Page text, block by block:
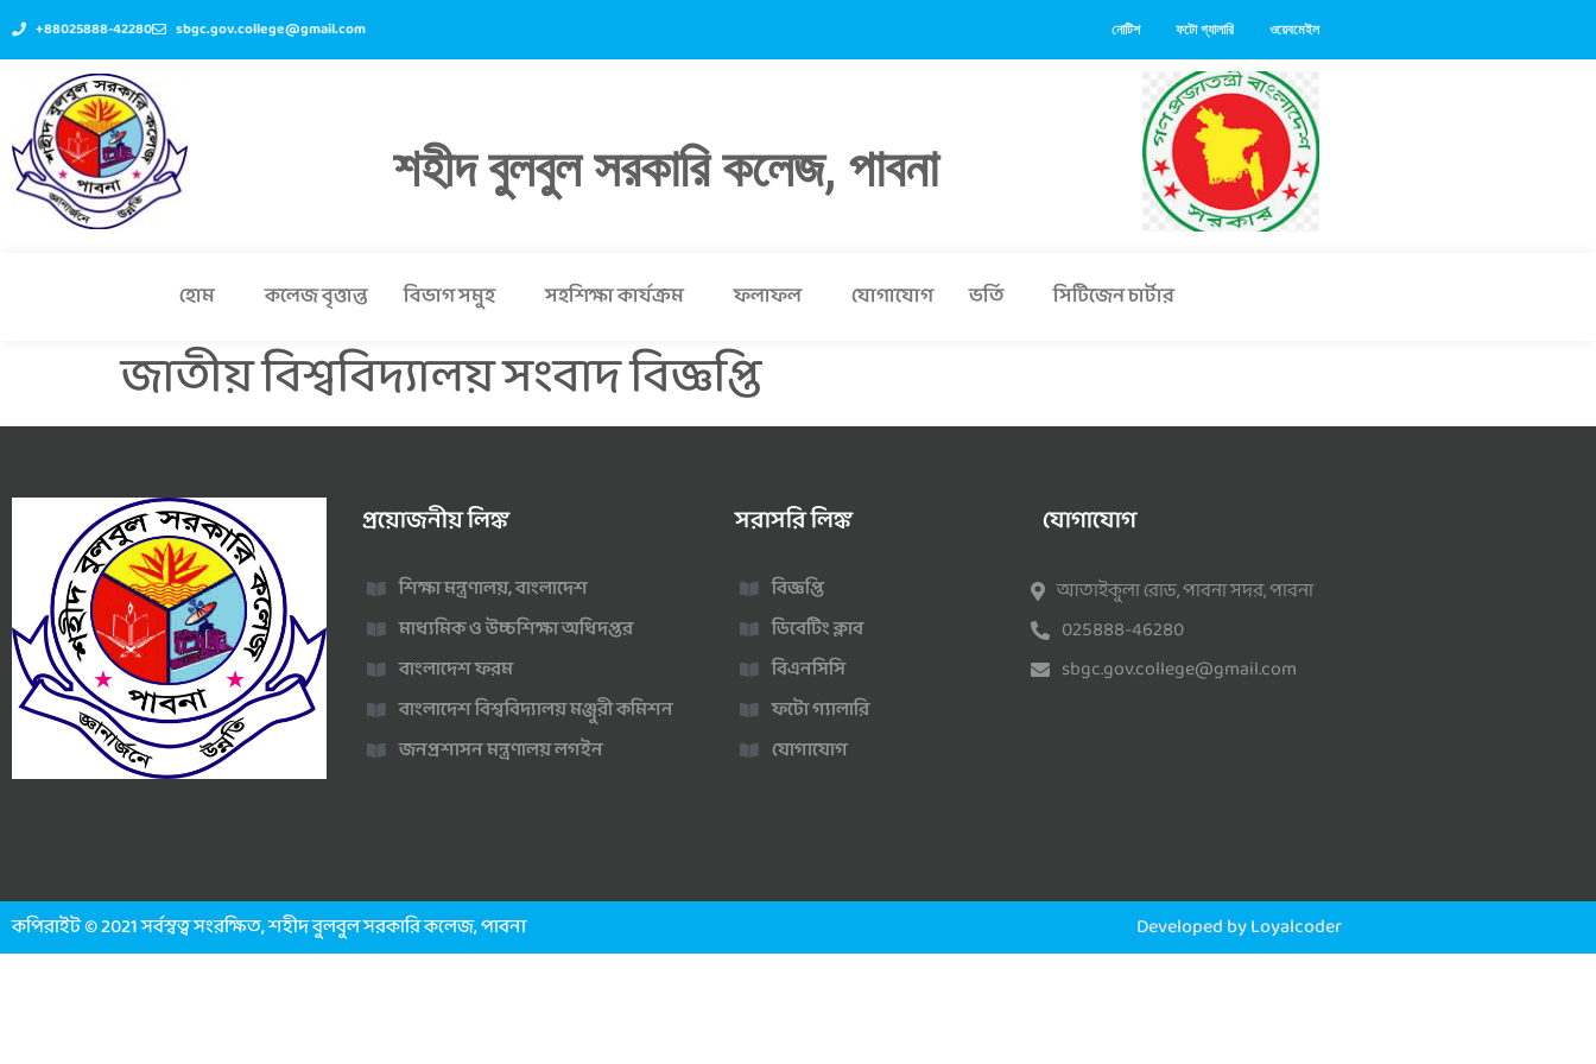
+88025888-42280 sbgc.gov.college@gmail.com নোটিশ ফটো গ্যালারি ওয়েবমেইল
শহীদ বুলবুল সরকারি কলেজ, পাবনা
হোম কলেজ বৃত্তান্ত বিভাগ সমুহ সহশিক্ষা কার্যক্রম ফলাফল যোগাযোগ ভর্তি সিটিজেন চার্টার
জাতীয় বিশ্ববিদ্যালয় সংবাদ বিজ্ঞপ্তি
প্রয়োজনীয় লিঙ্ক
শিক্ষা মন্ত্রণালয়, বাংলাদেশ
মাধ্যমিক ও উচ্চশিক্ষা অধিদপ্তর
বাংলাদেশ ফরম
বাংলাদেশ বিশ্ববিদ্যালয় মঞ্জুরী কমিশন
জনপ্রশাসন মন্ত্রণালয় লগইন
সরাসরি লিঙ্ক
বিজ্ঞপ্তি
ডিবেটিং ক্লাব
বিএনসিসি
ফটো গ্যালারি
যোগাযোগ
যোগাযোগ
আতাইকুলা রোড, পাবনা সদর, পাবনা
025888-46280
sbgc.gov.college@gmail.com
কপিরাইট © 2021 সর্বস্বত্ব সংরক্ষিত, শহীদ বুলবুল সরকারি কলেজ, পাবনা Developed by Loyalcoder